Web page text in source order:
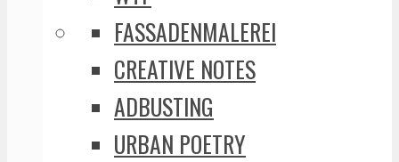
FASSADENMALEREI
CREATIVE NOTES
ADBUSTING
URBAN POETRY